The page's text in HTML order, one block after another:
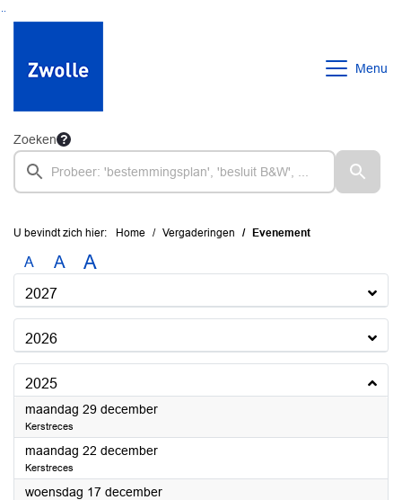
Ga naar de inhoud van deze pagina
Ga naar het zoeken
Ga naar het menu
Menu
Zoeken
U bevindt zich hier: Home Vergaderingen Evenement
A A A
2027
2026
2025
maandag 29 december2025
Kerstreces
maandag 22 december2025
Kerstreces
woensdag 17 december2025